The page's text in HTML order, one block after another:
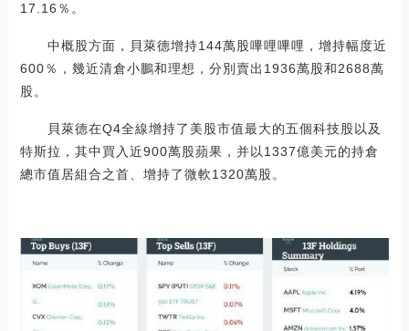
17.16％。
中概股方面，貝萊德增持144萬股嗶哩嗶哩，增持幅度近
600％，幾近清倉小鵬和理想，分別賣出1936萬股和2688萬
股。
貝萊德在Q4全線增持了美股市值最大的五個科技股以及
特斯拉，其中買入近900萬股蘋果，并以1337億美元的持倉
總市值居組合之首、增持了微軟1320萬股。